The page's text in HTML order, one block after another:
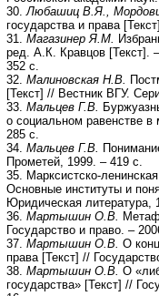
30. Любашиц В.Я.,
государства и права
31. Магазинер Я.М.
ред. А.К. Кравцов [Текст].
352 с.
32. Малиновская Н.В.
[Текст] // Вестник ВГУ.
33. Мальцев Г.В.
о социальном равенстве
285 с.
34. Мальцев Г.В.
Прометей, 1999. – 419 с.
35. Марксистско-
Основные институты и
Юридическая литература,
36. Мартышин О.В.
Государство и право. –
37. Мартышин О.В. О
права [Текст] //
38. Мартышин О.В. О
государства» [Текст] //